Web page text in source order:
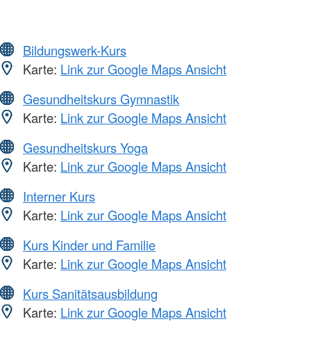
Bildungswerk-Kurs
Karte: Link zur Google Maps Ansicht
Gesundheitskurs Gymnastik
Karte: Link zur Google Maps Ansicht
Gesundheitskurs Yoga
Karte: Link zur Google Maps Ansicht
Interner Kurs
Karte: Link zur Google Maps Ansicht
Kurs Kinder und Familie
Karte: Link zur Google Maps Ansicht
Kurs Sanitätsausbildung
Karte: Link zur Google Maps Ansicht